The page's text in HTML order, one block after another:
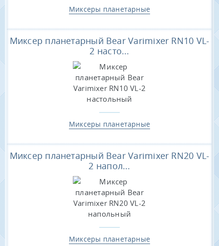
Миксеры планетарные
Миксер планетарный Bear Varimixer RN10 VL-
2 насто...
Миксеры планетарные
Миксер планетарный Bear Varimixer RN20 VL-
2 напол...
Миксеры планетарные